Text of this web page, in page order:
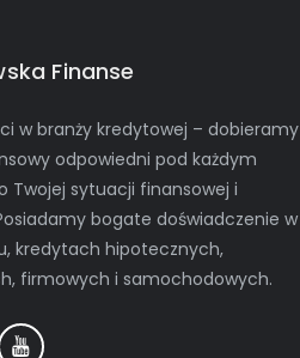
Finanse
w branży kredytowej – dobieramy
odpowiedni pod każdym
Twojej sytuacji finansowej i
bogate doświadczenie w
kredytach hipotecznych,
firmowych i samochodowych.